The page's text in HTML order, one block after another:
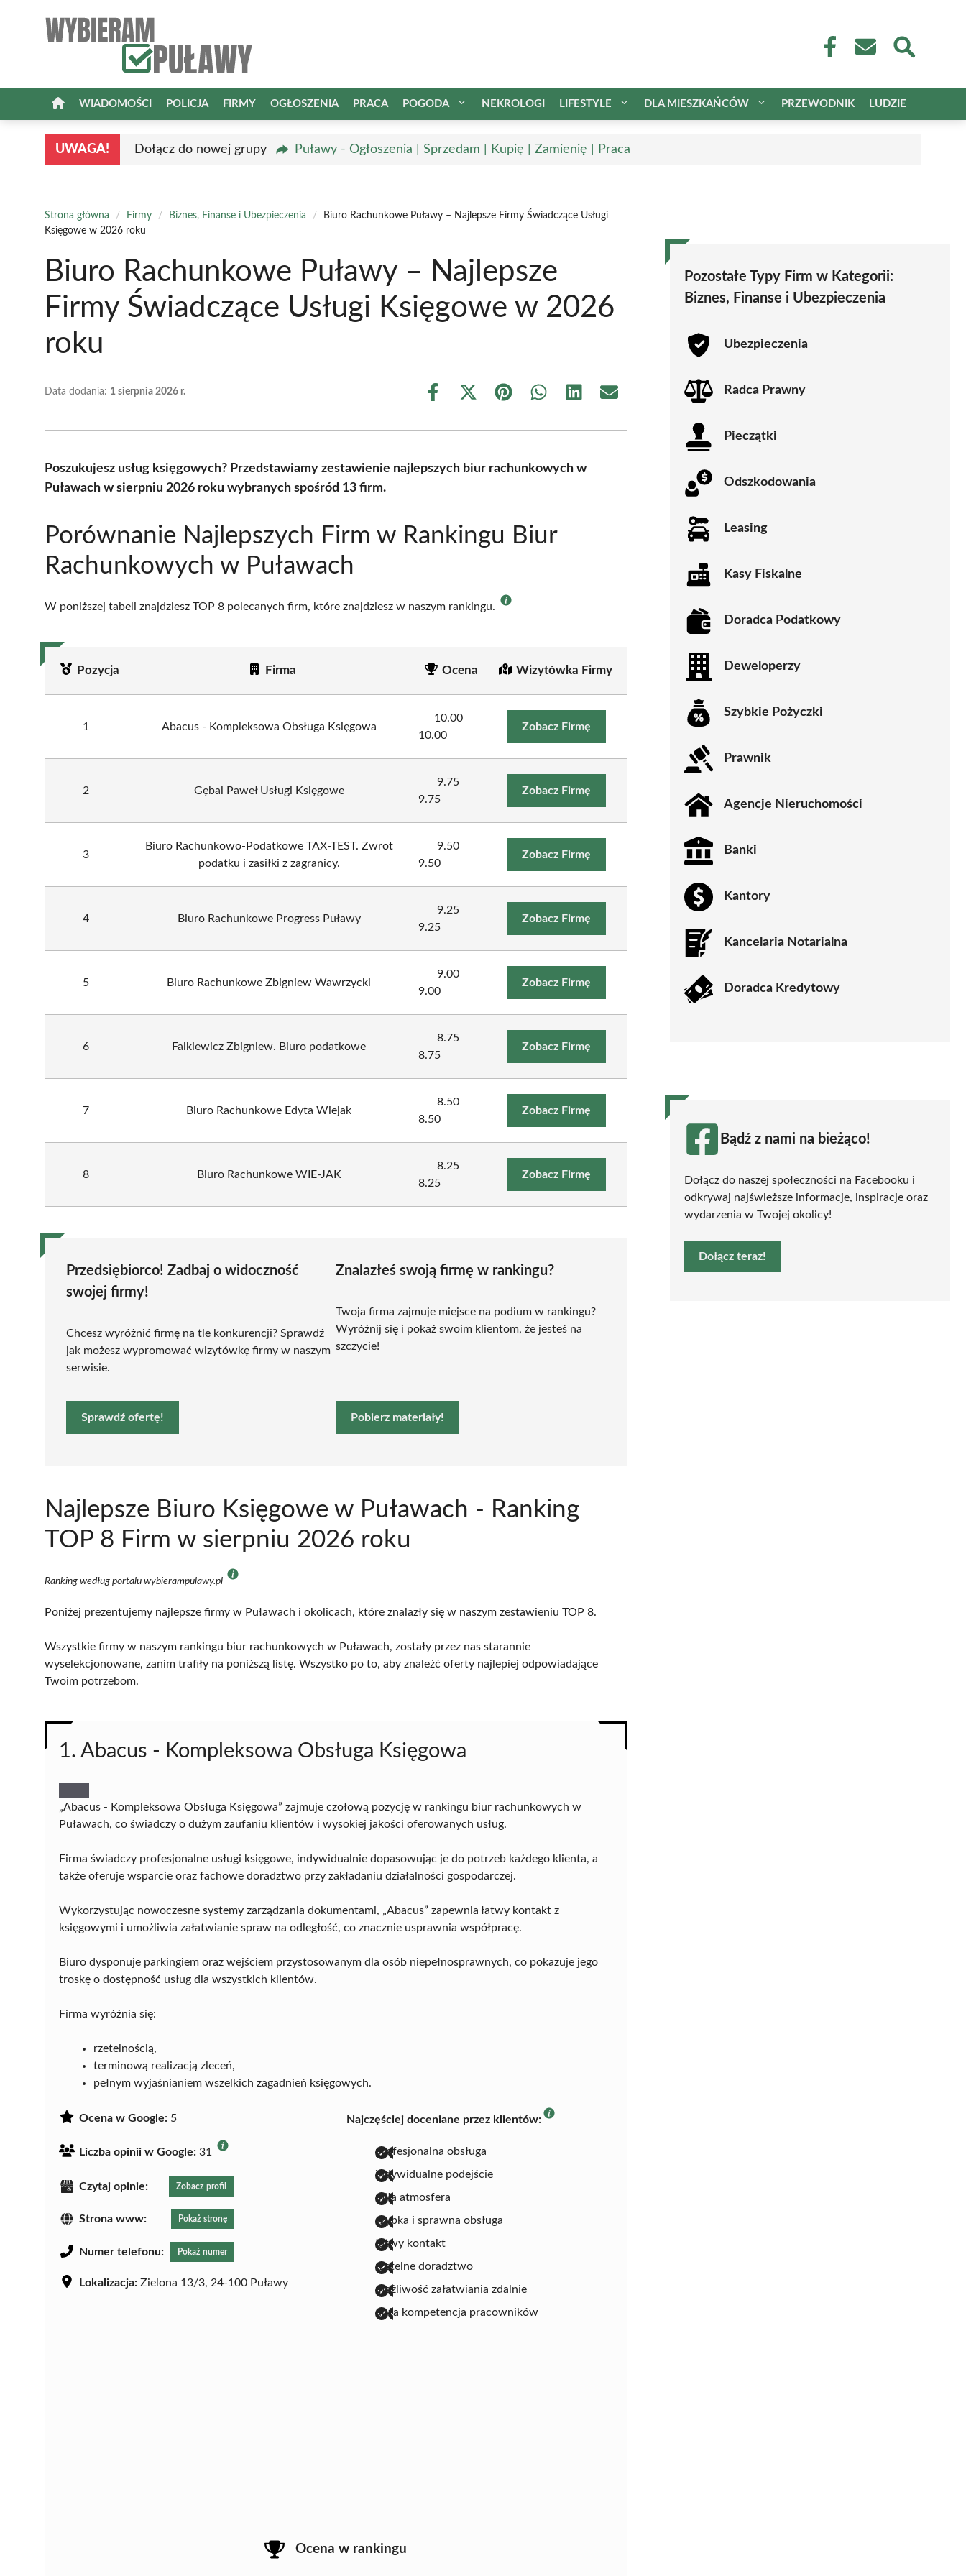
WIADOMOŚCI POLICJA FIRMY OGŁOSZENIA PRACA POGODA NEKROLOGI LIFESTYLE DLA MIESZKAŃCÓW PRZEWODNIK LUDZIE
UWAGA! Dołącz do nowej grupy Puławy - Ogłoszenia | Sprzedam | Kupię | Zamienię | Praca
Strona główna / Firmy / Biznes, Finanse i Ubezpieczenia /
Biuro Rachunkowe Puławy – Najlepsze Firmy Świadczące Usługi
Księgowe w 2026 roku
Biuro Rachunkowe Puławy – Najlepsze
Firmy Świadczące Usługi Księgowe w 2026
roku
Data dodania: 1 sierpnia 2026 r.
Share
Share
(Twitter)
Share Share Share Share
Poszukujesz usług księgowych? Przedstawiamy zestawienie najlepszych biur rachunkowych w
Puławach w sierpniu 2026 roku wybranych spośród 13 firm.
Porównanie Najlepszych Firm w Rankingu Biur
Rachunkowych w Puławach
W poniższej tabeli znajdziesz TOP 8 polecanych firm, które znajdziesz w naszym rankingu.
Pozycja Firma Ocena Wizytówka Firmy
1 Abacus - Kompleksowa Obsługa Księgowa
10.00
10.00
Zobacz Firmę
2 Gębal Paweł Usługi Księgowe
9.75
9.75
Zobacz Firmę
3
Biuro Rachunkowo-Podatkowe TAX-TEST. Zwrot
podatku i zasiłki z zagranicy.
9.50
9.50
Zobacz Firmę
4 Biuro Rachunkowe Progress Puławy
9.25
9.25
Zobacz Firmę
5 Biuro Rachunkowe Zbigniew Wawrzycki
9.00
9.00
Zobacz Firmę
6 Falkiewicz Zbigniew. Biuro podatkowe
8.75
8.75
Zobacz Firmę
7 Biuro Rachunkowe Edyta Wiejak
8.50
8.50
Zobacz Firmę
8 Biuro Rachunkowe WIE-JAK
8.25
8.25
Zobacz Firmę
Przedsiębiorco! Zadbaj o widoczność
swojej firmy!
Chcesz wyróżnić firmę na tle konkurencji? Sprawdź
jak możesz wypromować wizytówkę firmy w naszym
serwisie.
Sprawdź ofertę!
Znalazłeś swoją firmę w rankingu?
Twoja firma zajmuje miejsce na podium w rankingu?
Wyróżnij się i pokaż swoim klientom, że jesteś na
szczycie!
Pobierz materiały!
Najlepsze Biuro Księgowe w Puławach - Ranking
TOP 8 Firm w sierpniu 2026 roku
Ranking według portalu wybierampulawy.pl
Poniżej prezentujemy najlepsze firmy w Puławach i okolicach, które znalazły się w naszym zestawieniu TOP 8.
Wszystkie firmy w naszym rankingu biur rachunkowych w Puławach, zostały przez nas starannie
wyselekcjonowane, zanim trafiły na poniższą listę. Wszystko po to, aby znaleźć oferty najlepiej odpowiadające
Twoim potrzebom.
1. Abacus - Kompleksowa Obsługa Księgowa
„Abacus - Kompleksowa Obsługa Księgowa” zajmuje czołową pozycję w rankingu biur rachunkowych w
Puławach, co świadczy o dużym zaufaniu klientów i wysokiej jakości oferowanych usług.
Firma świadczy profesjonalne usługi księgowe, indywidualnie dopasowując je do potrzeb każdego klienta, a
także oferuje wsparcie oraz fachowe doradztwo przy zakładaniu działalności gospodarczej.
Wykorzystując nowoczesne systemy zarządzania dokumentami, „Abacus” zapewnia łatwy kontakt z
księgowymi i umożliwia załatwianie spraw na odległość, co znacznie usprawnia współpracę.
Biuro dysponuje parkingiem oraz wejściem przystosowanym dla osób niepełnosprawnych, co pokazuje jego
troskę o dostępność usług dla wszystkich klientów.
Firma wyróżnia się:
rzetelnością,
terminową realizacją zleceń,
pełnym wyjaśnianiem wszelkich zagadnień księgowych.
Ocena w Google: 5
Liczba opinii w Google: 31
Czytaj opinie: Zobacz profil
Strona www: Pokaż stronę
Numer telefonu: Pokaż numer
Lokalizacja: Zielona 13/3, 24-100 Puławy
Najczęściej doceniane przez klientów:
profesjonalna obsługa
indywidualne podejście
miła atmosfera
szybka i sprawna obsługa
łatwy kontakt
rzetelne doradztwo
możliwość załatwiania zdalnie
duża kompetencja pracowników
Ocena w rankingu
Pozostałe Typy Firm w Kategorii:
Biznes, Finanse i Ubezpieczenia
Ubezpieczenia
Radca Prawny
Pieczątki
Odszkodowania
Leasing
Kasy Fiskalne
Doradca Podatkowy
Deweloperzy
Szybkie Pożyczki
Prawnik
Agencje Nieruchomości
Banki
Kantory
Kancelaria Notarialna
Doradca Kredytowy
Bądź z nami na bieżąco!
Dołącz do naszej społeczności na Facebooku i
odkrywaj najświeższe informacje, inspiracje oraz
wydarzenia w Twojej okolicy!
Dołącz teraz!